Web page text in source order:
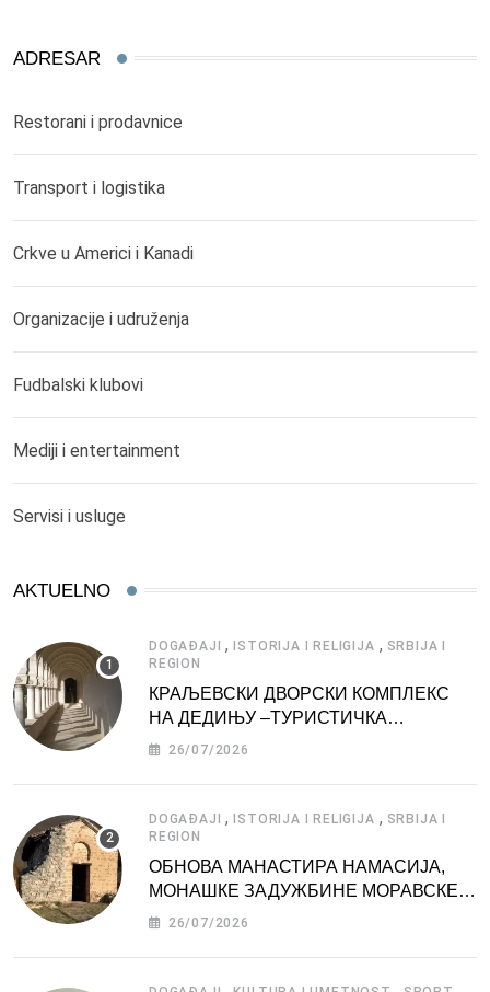
ADRESAR
Restorani i prodavnice
Transport i logistika
Crkve u Americi i Kanadi
Organizacije i udruženja
Fudbalski klubovi
Mediji i entertainment
Servisi i usluge
AKTUELNO
DOGAĐAJI , ISTORIJA I RELIGIJA , SRBIJA I
REGION
КРАЉЕВСКИ ДВОРСКИ КОМПЛЕКС
НА ДЕДИЊУ –ТУРИСТИЧКА
АТРАКЦИЈА
26/07/2026
DOGAĐAJI , ISTORIJA I RELIGIJA , SRBIJA I
REGION
ОБНОВА МАНАСТИРА НАМАСИЈА,
МОНАШКЕ ЗАДУЖБИНЕ МОРАВСКЕ
СРБИЈЕ
26/07/2026